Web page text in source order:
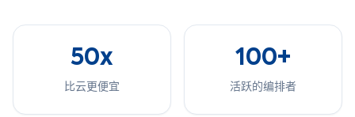
50x
比云更便宜
100+
活跃的编排者